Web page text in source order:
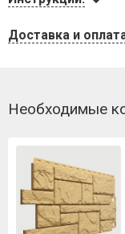
Доставка и
Необходимые